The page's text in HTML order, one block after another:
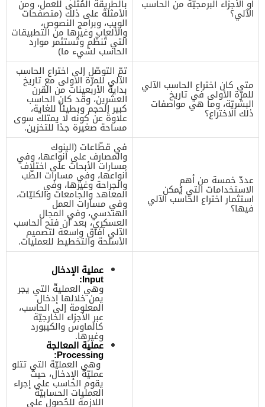
أو الأجزاء البرمجيّة من الحاسب
الآلي؟
بالطريقة المُثلى للعمل، ومن
الأمثلة على ذلك (متصفحات
الويب، وبرامج النصوص،
والألعاب وغيرها من التطبيقات
التي تُنظّم وتستثمر موارد
الحاسب لشيء ما)
متى كان اختراع الحاسب الآلي
للمرّة الأولى في تاريخ
البشريّة، وما هي مواصفات
ذلك الاختراع؟
تمّ التوصّل إلى اختراع الحاسب
الآلي للمرّة الأولى مع تاريخ
بداية الأربعينات من القرن
العشرين، وقد كان الحاسب
كبير الحجم وبطيئاً للغاية،
علاوةً عن كونه لا يمتلك سوى
مساحة صغيرة جدًا للتخزين.
عددّ خمسة من أهم
الاستخدامات التي يُمكن
استثمار اختراع الحاسب الآلي
فيها؟
في قطّاعات (البنوك
والمصارف على أنواعها، وفي
مسارات الأبحاث على اختلاف
أنواعها، وفي مسارات الطّب
والجراحة وغيرها، وفي
المعاهد والجامعات والكليّات،
وفي مسارات العمل
الهندسي، وفي المجال
العسكري، بعد أن فتح الحاسب
الآلي آفاق واسعة لتصميم
الأسلحة والتخطيط للعمليات.
عملية الإدخال
Input:
وهي العمليةّ التي يجر
يمن خلالها إدخال
المعلومة إلى الحاسب،
عبر الأجزاء الخارجيّة
كالماوس والكيبورد
وغيرها.
عملية المعالجة
Processing:
وهي العمليّة التي تتلو
عمليّة الإدخال، حيث
يقوم الحاسب على إجراء
العمليات الحسابيّة
اللازمة للحُصول على